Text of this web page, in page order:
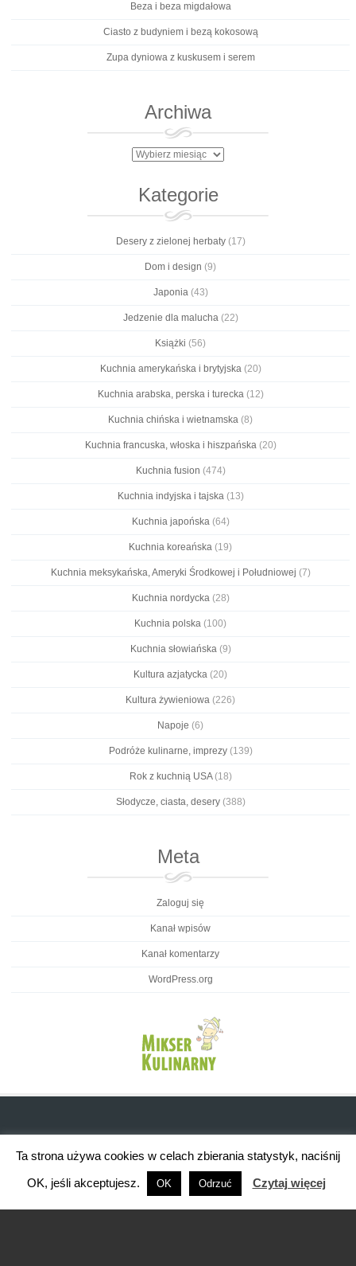
Beza i beza migdałowa
Ciasto z budyniem i bezą kokosową
Zupa dyniowa z kuskusem i serem
Archiwa
Archiwa
Kategorie
Desery z zielonej herbaty(17)
Dom i design (9)
Japonia(43)
Jedzenie dla malucha(22)
Książki (56)
Kuchnia amerykańska i brytyjska(20)
Kuchnia arabska, perska i turecka(12)
Kuchnia chińska i wietnamska (8)
Kuchnia francuska, włoska i hiszpańska(20)
Kuchnia fusion (474)
Kuchnia indyjska i tajska(13)
Kuchnia japońska(64)
Kuchnia koreańska (19)
Kuchnia meksykańska, Ameryki Środkowej i Południowej (7)
Kuchnia nordycka(28)
Kuchnia polska (100)
Kuchnia słowiańska(9)
Kultura azjatycka (20)
Kultura żywieniowa (226)
Napoje (6)
Podróże kulinarne, imprezy(139)
Rok z kuchnią USA(18)
Słodycze, ciasta, desery(388)
Meta
Zaloguj się
Kanał wpisów
Kanał komentarzy
WordPress.org
Ta strona używa cookies w celach zbierania statystyk, naciśnij
OK, jeśli akceptujesz.
OK Odrzuć Czytaj więcej